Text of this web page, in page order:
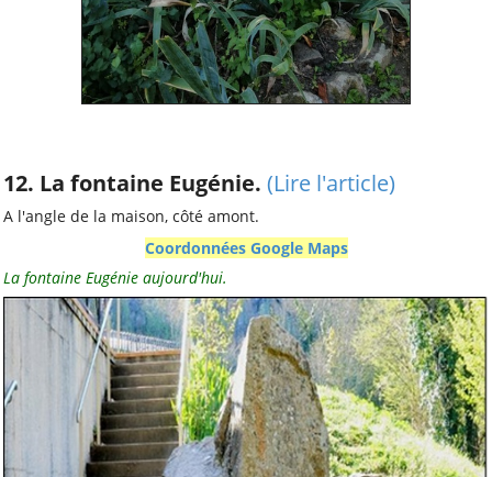
12. La fontaine Eugénie. (Lire l'article)
A l'angle de la maison, côté amont.
Coordonnées Google Maps
La fontaine Eugénie aujourd'hui.